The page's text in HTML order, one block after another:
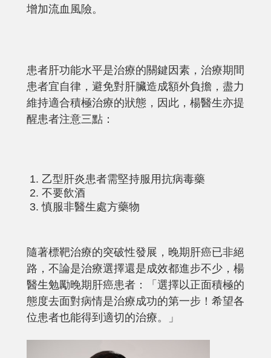
增加流血風險。
患者肝功能水平是治療的關鍵因素，治療期間
患者宜自律，避免對肝臟造成額外負擔，盡力
維持適合積極治療的狀態，因此，楊醫生亦提
醒患者注意三點：
乙型肝炎患者需堅持服用抗病毒藥
不要飲酒
慎服非醫生處方藥物
隨著標靶治療的突破性發展，晚期肝癌已非絕
路，不論是治療選擇還是成效都進步不少，楊
醫生勉勵晚期肝癌患者：「選擇以正面積極的
態度去面對病情是治療成功的第一步！希望各
位患者也能得到適切的治療。」